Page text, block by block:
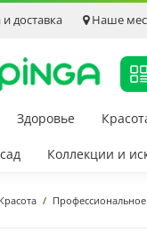
доставка Наше
Здоровье
Коллекции и
Красота